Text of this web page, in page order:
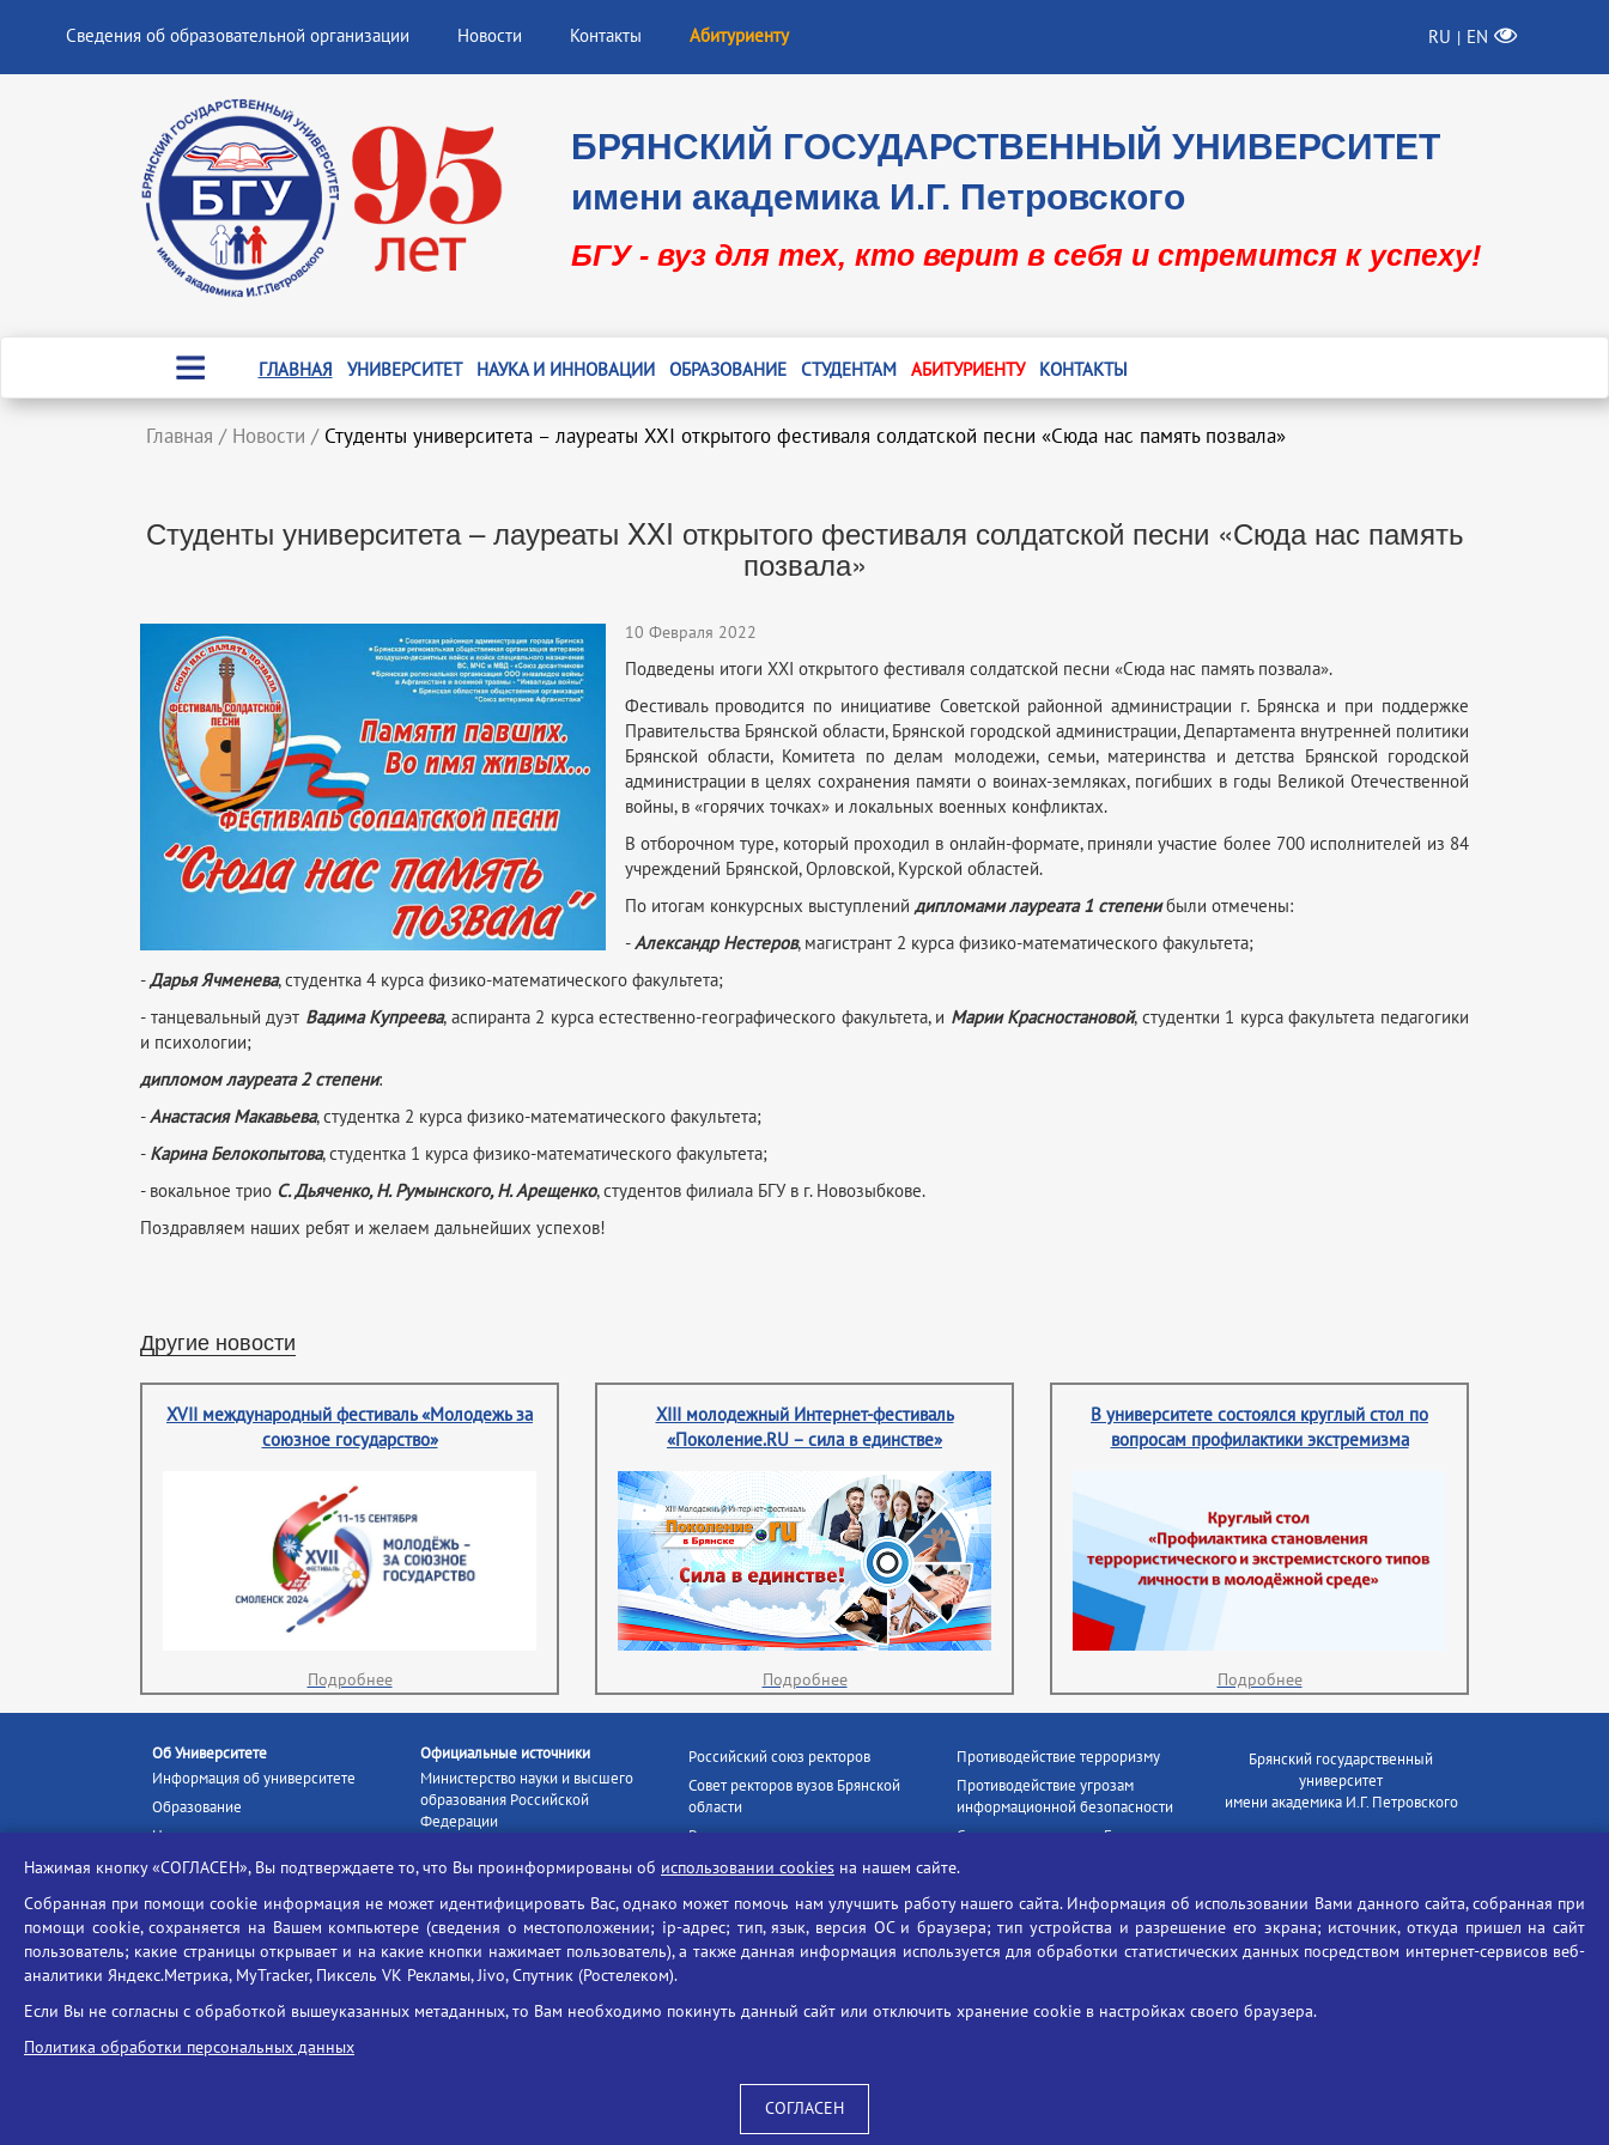
Сведения об образовательной организации Новости Контакты Абитуриенту RU | EN
БРЯНСКИЙ ГОСУДАРСТВЕННЫЙ УНИВЕРСИТЕТ
имени академика И.Г. Петровского
БГУ - вуз для тех, кто верит в себя и стремится к успеху!
ГЛАВНАЯ УНИВЕРСИТЕТ НАУКА И ИННОВАЦИИ ОБРАЗОВАНИЕ СТУДЕНТАМ АБИТУРИЕНТУ КОНТАКТЫ
Главная / Новости / Студенты университета – лауреаты XXI открытого фестиваля солдатской песни «Сюда нас память позвала»
Студенты университета – лауреаты XXI открытого фестиваля солдатской песни «Сюда нас память
позвала»
10 Февраля 2022
Подведены итоги XXI открытого фестиваля солдатской песни «Сюда нас память позвала».
Фестиваль проводится по инициативе Советской районной администрации г. Брянска и при поддержке
Правительства Брянской области, Брянской городской администрации, Департамента внутренней политики
Брянской области, Комитета по делам молодежи, семьи, материнства и детства Брянской городской
администрации в целях сохранения памяти о воинах-земляках, погибших в годы Великой Отечественной
войны, в «горячих точках» и локальных военных конфликтах.
В отборочном туре, который проходил в онлайн-формате, приняли участие более 700 исполнителей из 84
учреждений Брянской, Орловской, Курской областей.
По итогам конкурсных выступлений дипломами лауреата 1 степенибыли отмечены:
-Александр Нестеров, магистрант 2 курса физико-математического факультета;
-Дарья Ячменева, студентка 4 курса физико-математического факультета;
- танцевальный дуэт Вадима Купреева, аспиранта 2 курса естественно-географического факультета, и Марии Красностановой, студентки 1 курса факультета педагогики
и психологии;
дипломом лауреата 2 степени:
-Анастасия Макавьева, студентка 2 курса физико-математического факультета;
- Карина Белокопытова, студентка 1 курса физико-математического факультета;
- вокальное трио С. Дьяченко, Н. Румынского, Н. Арещенко, студентов филиала БГУ в г. Новозыбкове.
Поздравляем наших ребят и желаем дальнейших успехов!
Другие новости
XVII международный фестиваль «Молодежь за
союзное государство»
Подробнее
XIII молодежный Интернет-фестиваль
«Поколение.RU – сила в единстве»
Подробнее
В университете состоялся круглый стол по
вопросам профилактики экстремизма
Подробнее
Об Университете
Информация об университете
Образование
Наука и инновации
Абитуриенту
Ассоциация выпускников
Центр тестирования
иностранных граждан
Конкурс на замещение
должностей научно-
педагогических работников
Официальные источники
Министерство науки и высшего
образования Российской
Федерации
Портал «Российское
образование»
Единое окно информационных
ресурсов
Единая коллекция цифровых
образовательных ресурсов
Российский союз ректоров
Совет ректоров вузов Брянской
области
Росстудцентр
Наши партнёры
Портал «Русский язык»
Учительская газета
Единый портал государственных
Противодействие терроризму
Противодействие угрозам
информационной безопасности
Социальные ролики - Генеральная
БГУ против наркотиков
Брянский государственный
университет
имени академика И.Г. Петровского
Телефон: +7(4832)58-90-85
Нажимая кнопку «СОГЛАСЕН», Вы подтверждаете то, что Вы проинформированы об использовании cookies на нашем сайте.
Собранная при помощи cookie информация не может идентифицировать Вас, однако может помочь нам улучшить работу нашего сайта. Информация об использовании Вами данного сайта, собранная при
помощи cookie, сохраняется на Вашем компьютере (сведения о местоположении; ip-адрес; тип, язык, версия ОС и браузера; тип устройства и разрешение его экрана; источник, откуда пришел на сайт
пользователь; какие страницы открывает и на какие кнопки нажимает пользователь), а также данная информация используется для обработки статистических данных посредством интернет-сервисов веб-
аналитики Яндекс.Метрика, MyTracker, Пиксель VK Рекламы, Jivo, Спутник (Ростелеком).
Если Вы не согласны с обработкой вышеуказанных метаданных, то Вам необходимо покинуть данный сайт или отключить хранение cookie в настройках своего браузера.
Политика обработки персональных данных
СОГЛАСЕН